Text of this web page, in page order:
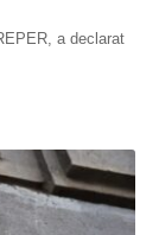
a declarat